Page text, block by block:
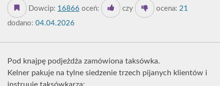
Dowcip: 16866 oceń: czy ocena: 21
dodano: 04.04.2026
Pod knajpę podjeżdża zamówiona taksówka.
Kelner pakuje na tylne siedzenie trzech pijanych klientów i